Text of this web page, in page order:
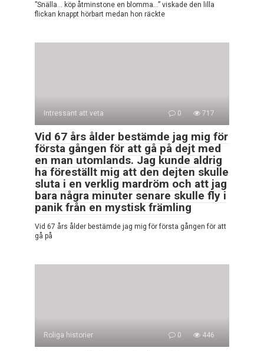
”Snälla… köp åtminstone en blomma…” viskade den lilla
flickan knappt hörbart medan hon räckte
Intressant att veta 0 717
Vid 67 års ålder bestämde jag mig för
första gången för att gå på dejt med
en man utomlands. Jag kunde aldrig
ha föreställt mig att den dejten skulle
sluta i en verklig mardröm och att jag
bara några minuter senare skulle fly i
panik från en mystisk främling
Vid 67 års ålder bestämde jag mig för första gången för att
gå på
Roliga historier 0 446